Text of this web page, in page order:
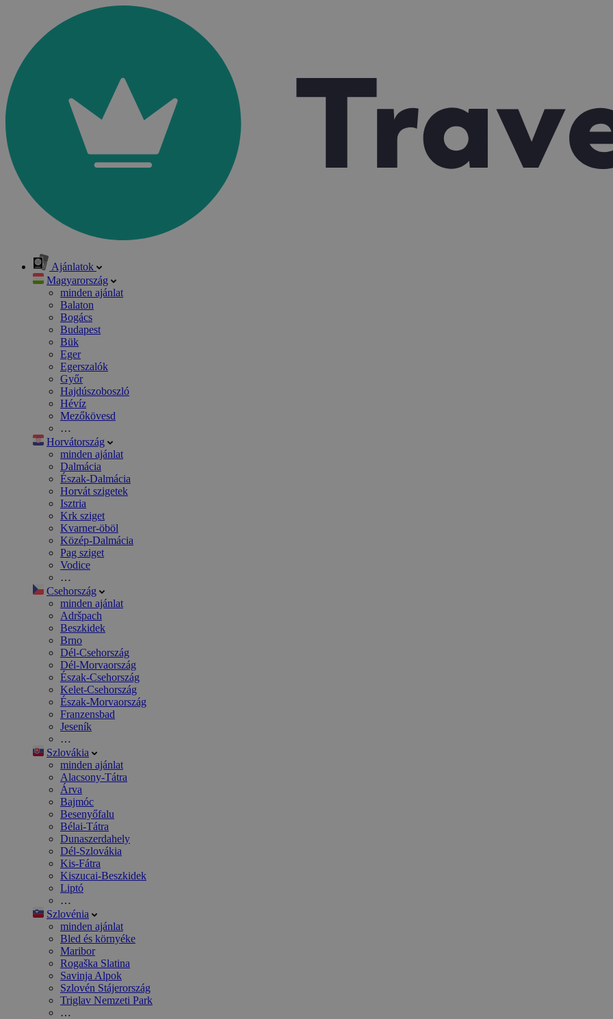
Ajánlatok
Magyarország
minden ajánlat
Balaton
Bogács
Budapest
Bük
Eger
Egerszalók
Győr
Hajdúszoboszló
Hévíz
Mezőkövesd
…
Horvátország
minden ajánlat
Dalmácia
Észak-Dalmácia
Horvát szigetek
Isztria
Krk sziget
Kvarner-öböl
Közép-Dalmácia
Pag sziget
Vodice
…
Csehország
minden ajánlat
Adršpach
Beszkidek
Brno
Dél-Csehország
Dél-Morvaország
Észak-Csehország
Kelet-Csehország
Észak-Morvaország
Franzensbad
Jeseník
…
Szlovákia
minden ajánlat
Alacsony-Tátra
Árva
Bajmóc
Besenyőfalu
Bélai-Tátra
Dunaszerdahely
Dél-Szlovákia
Kis-Fátra
Kiszucai-Beszkidek
Liptó
…
Szlovénia
minden ajánlat
Bled és környéke
Maribor
Rogaška Slatina
Savinja Alpok
Szlovén Stájerország
Triglav Nemzeti Park
…